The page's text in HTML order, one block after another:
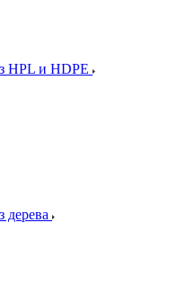
HPL и HDPE
дерева